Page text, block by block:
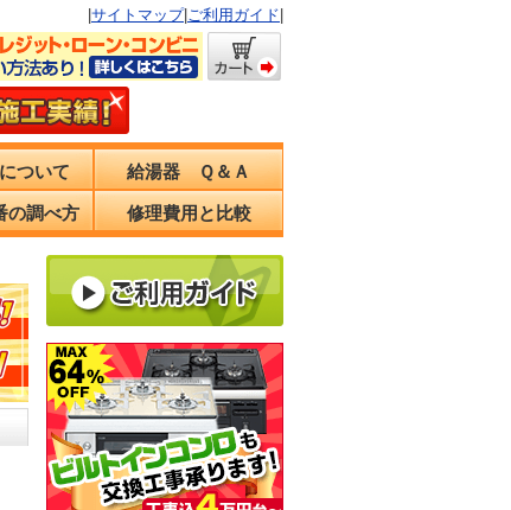
サイトマップ| ご利用ガイド
ついて 給湯器 Ｑ＆Ａ
の調べ方 修理費用と比較